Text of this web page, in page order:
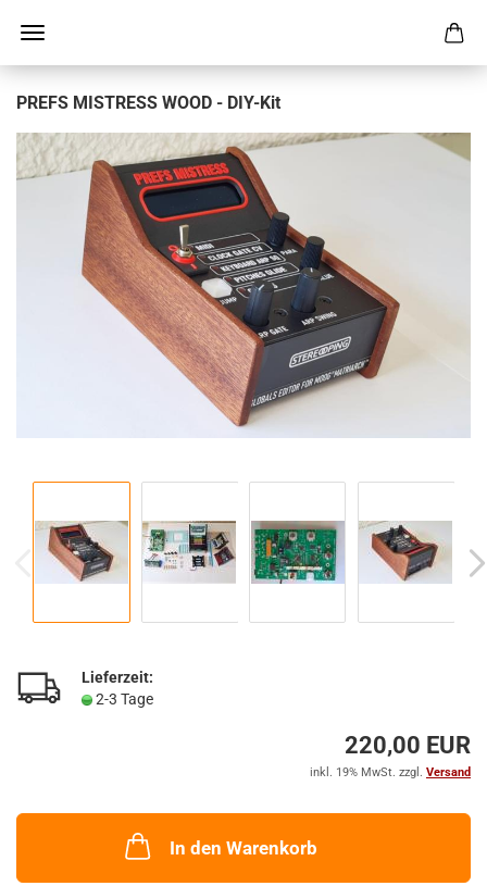
PREFS MISTRESS WOOD - DIY-Kit
Lieferzeit:
2-3 Tage
220,00 EUR
inkl. 19% MwSt. zzgl. Versand
In den Warenkorb